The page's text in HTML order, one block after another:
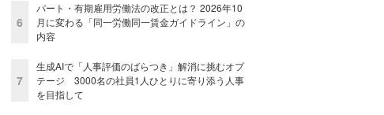
6
パート・有期雇用労働法の改正とは？ 2026年10
月に変わる「同一労働同一賃金ガイドライン」の
内容
7
生成AIで「人事評価のばらつき」解消に挑むオプ
テージ 3000名の社員1人ひとりに寄り添う人事
を目指して